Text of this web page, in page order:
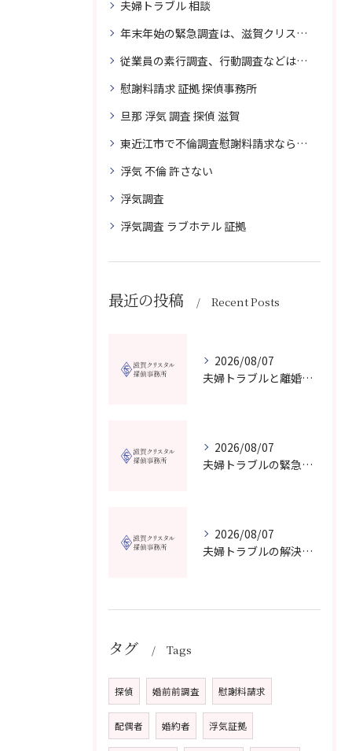
夫婦トラブル 相談
年末年始の緊急調査は、滋賀クリスタル探偵事務所へご相談
従業員の素行調査、行動調査などは、滋賀クリスタル探偵事務所へまずは、ご相談
慰謝料請求 証拠 探偵事務所
旦那 浮気 調査 探偵 滋賀
東近江市で不倫調査慰謝料請求なら滋賀クリスタル探偵事務所へご相談
浮気 不倫 許さない
浮気調査
浮気調査 ラブホテル 証拠
最近の投稿 Recent Posts
2026/08/07
夫婦トラブルと離婚相談を滋賀県野洲市で費用や無料窓口の選び方まで詳しく解説
2026/08/07
夫婦トラブルの緊急相談を滋賀県甲賀市で今すぐ受けるための信頼できる窓口選びガイド
2026/08/07
夫婦トラブルの解決に役立つカウンセリングと滋賀県近江八幡市で相談先を選ぶコツ
タグ Tags
探偵 婚前前調査 慰謝料請求
配偶者 婚約者 浮気証拠